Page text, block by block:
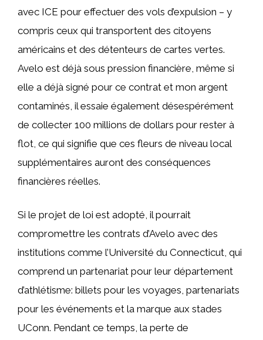
avec ICE pour effectuer des vols d’expulsion – y
compris ceux qui transportent des citoyens
américains et des détenteurs de cartes vertes.
Avelo est déjà sous pression financière, même si
elle a déjà signé pour ce contrat et mon argent
contaminés, il essaie également désespérément
de collecter 100 millions de dollars pour rester à
flot, ce qui signifie que ces fleurs de niveau local
supplémentaires auront des conséquences
financières réelles.
Si le projet de loi est adopté, il pourrait
compromettre les contrats d’Avelo avec des
institutions comme l’Université du Connecticut, qui
comprend un partenariat pour leur département
d’athlétisme: billets pour les voyages, partenariats
pour les événements et la marque aux stades
UConn. Pendant ce temps, la perte de